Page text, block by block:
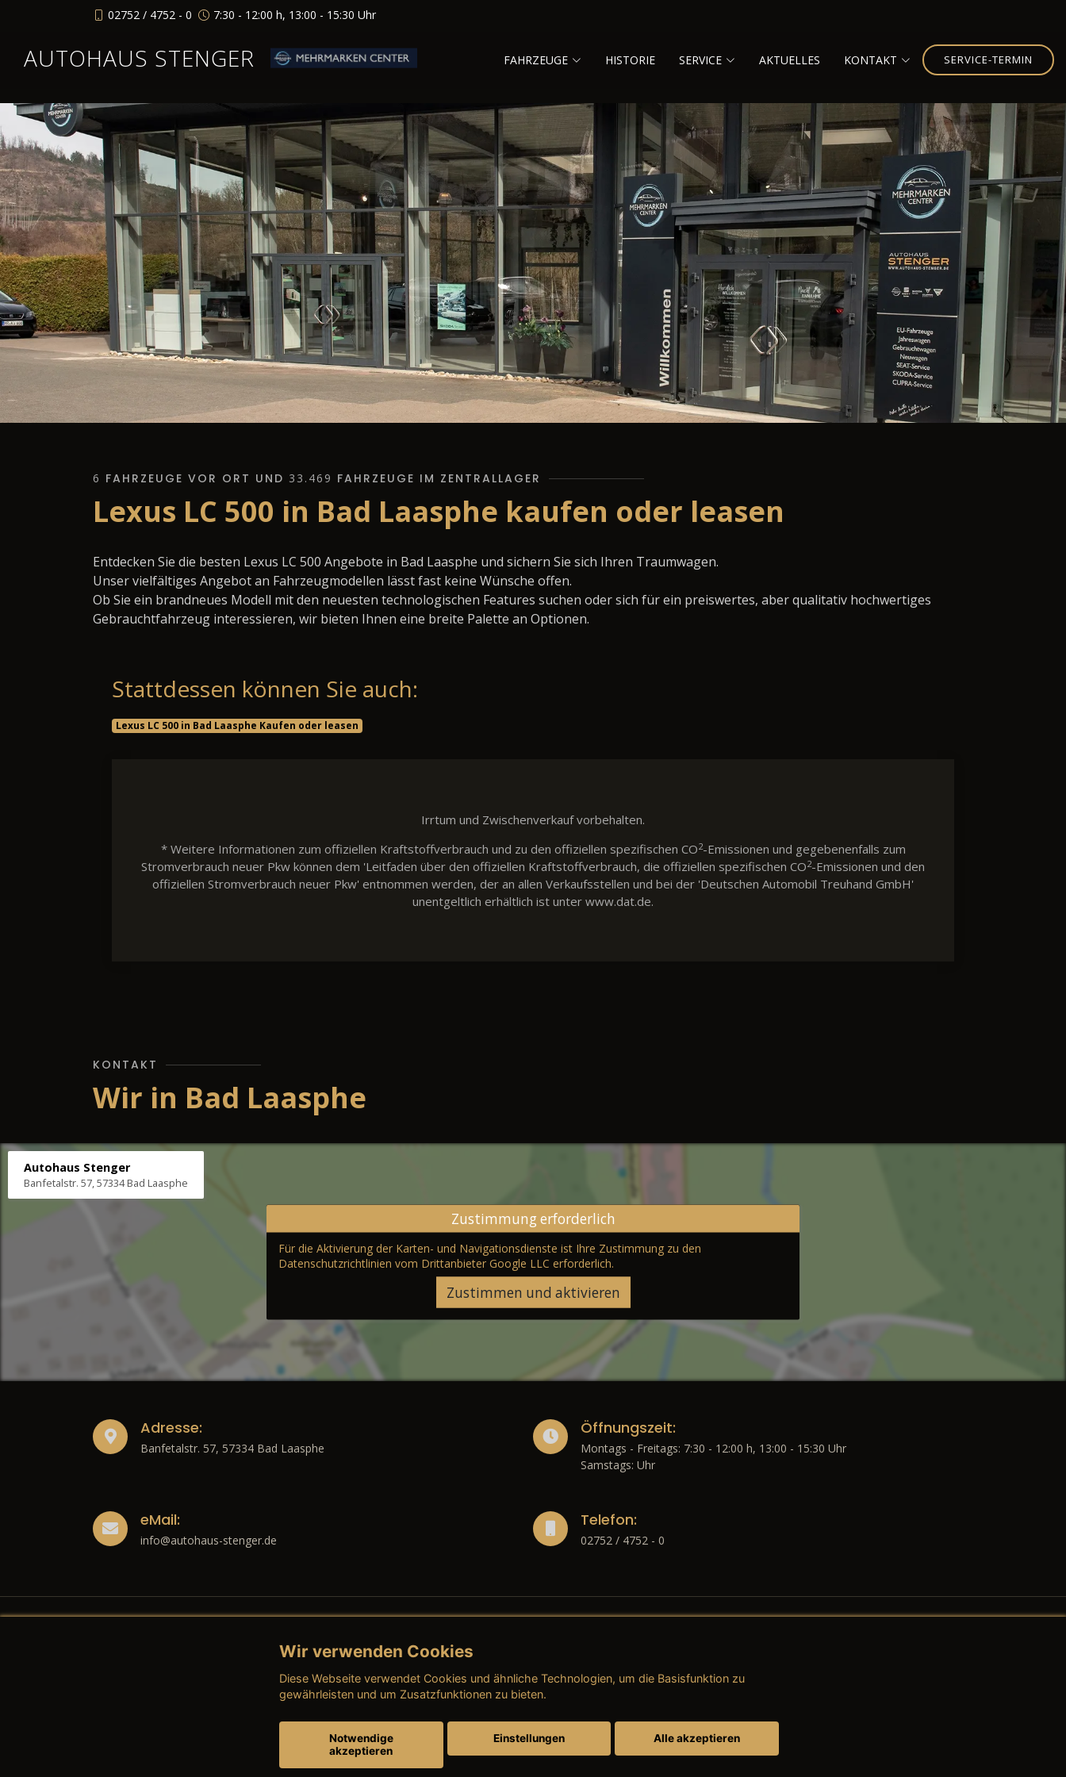
02752 / 4752 - 0 7:30 - 12:00 h, 13:00 - 15:30 Uhr
AUTOHAUS STENGER FAHRZEUGE HISTORIE SERVICE AKTUELLES KONTAKT SERVICE-TERMIN
6 FAHRZEUGE VOR ORT UND 33.469 FAHRZEUGE IM ZENTRALLAGER
Lexus LC 500 in Bad Laasphe kaufen oder leasen
Entdecken Sie die besten Lexus LC 500 Angebote in Bad Laasphe und sichern Sie sich Ihren Traumwagen.
Unser vielfältiges Angebot an Fahrzeugmodellen lässt fast keine Wünsche offen.
Ob Sie ein brandneues Modell mit den neuesten technologischen Features suchen oder sich für ein preiswertes, aber qualitativ hochwertiges
Gebrauchtfahrzeug interessieren, wir bieten Ihnen eine breite Palette an Optionen.
Stattdessen können Sie auch:
Lexus LC 500 in Bad Laasphe Kaufen oder leasen
Irrtum und Zwischenverkauf vorbehalten.
* Weitere Informationen zum offiziellen Kraftstoffverbrauch und zu den offiziellen spezifischen CO2-Emissionen und gegebenenfalls zum
Stromverbrauch neuer Pkw können dem 'Leitfaden über den offiziellen Kraftstoffverbrauch, die offiziellen spezifischen CO2-Emissionen und den
offiziellen Stromverbrauch neuer Pkw' entnommen werden, der an allen Verkaufsstellen und bei der 'Deutschen Automobil Treuhand GmbH'
unentgeltlich erhältlich ist unter www.dat.de.
KONTAKT
Wir in Bad Laasphe
Autohaus Stenger
Banfetalstr. 57, 57334 Bad Laasphe
Zustimmung erforderlich
Für die Aktivierung der Karten- und Navigationsdienste ist Ihre Zustimmung zu den
Datenschutzrichtlinien vom Drittanbieter Google LLC erforderlich.
Zustimmen und aktivieren
Adresse:
Banfetalstr. 57, 57334 Bad Laasphe
Öffnungszeit:
Montags - Freitags: 7:30 - 12:00 h, 13:00 - 15:30 Uhr
Samstags: Uhr
eMail:
info@autohaus-stenger.de
Telefon:
02752 / 4752 - 0
Rechtliches
→ Impressum
→ AGB (Neuwagen)
→ AGB (Teile & Zubehör)
Wir verwenden Cookies
Diese Webseite verwendet Cookies und ähnliche Technologien, um die Basisfunktion zu
gewährleisten und um Zusatzfunktionen zu bieten.
Notwendige
akzeptieren
Einstellungen Alle akzeptieren